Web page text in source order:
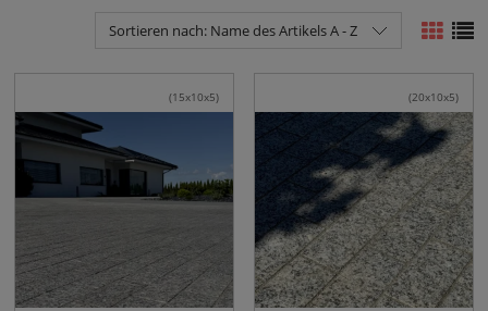
Sortieren nach: Name des Artikels A - Z
(15x10x5) (20x10x5)